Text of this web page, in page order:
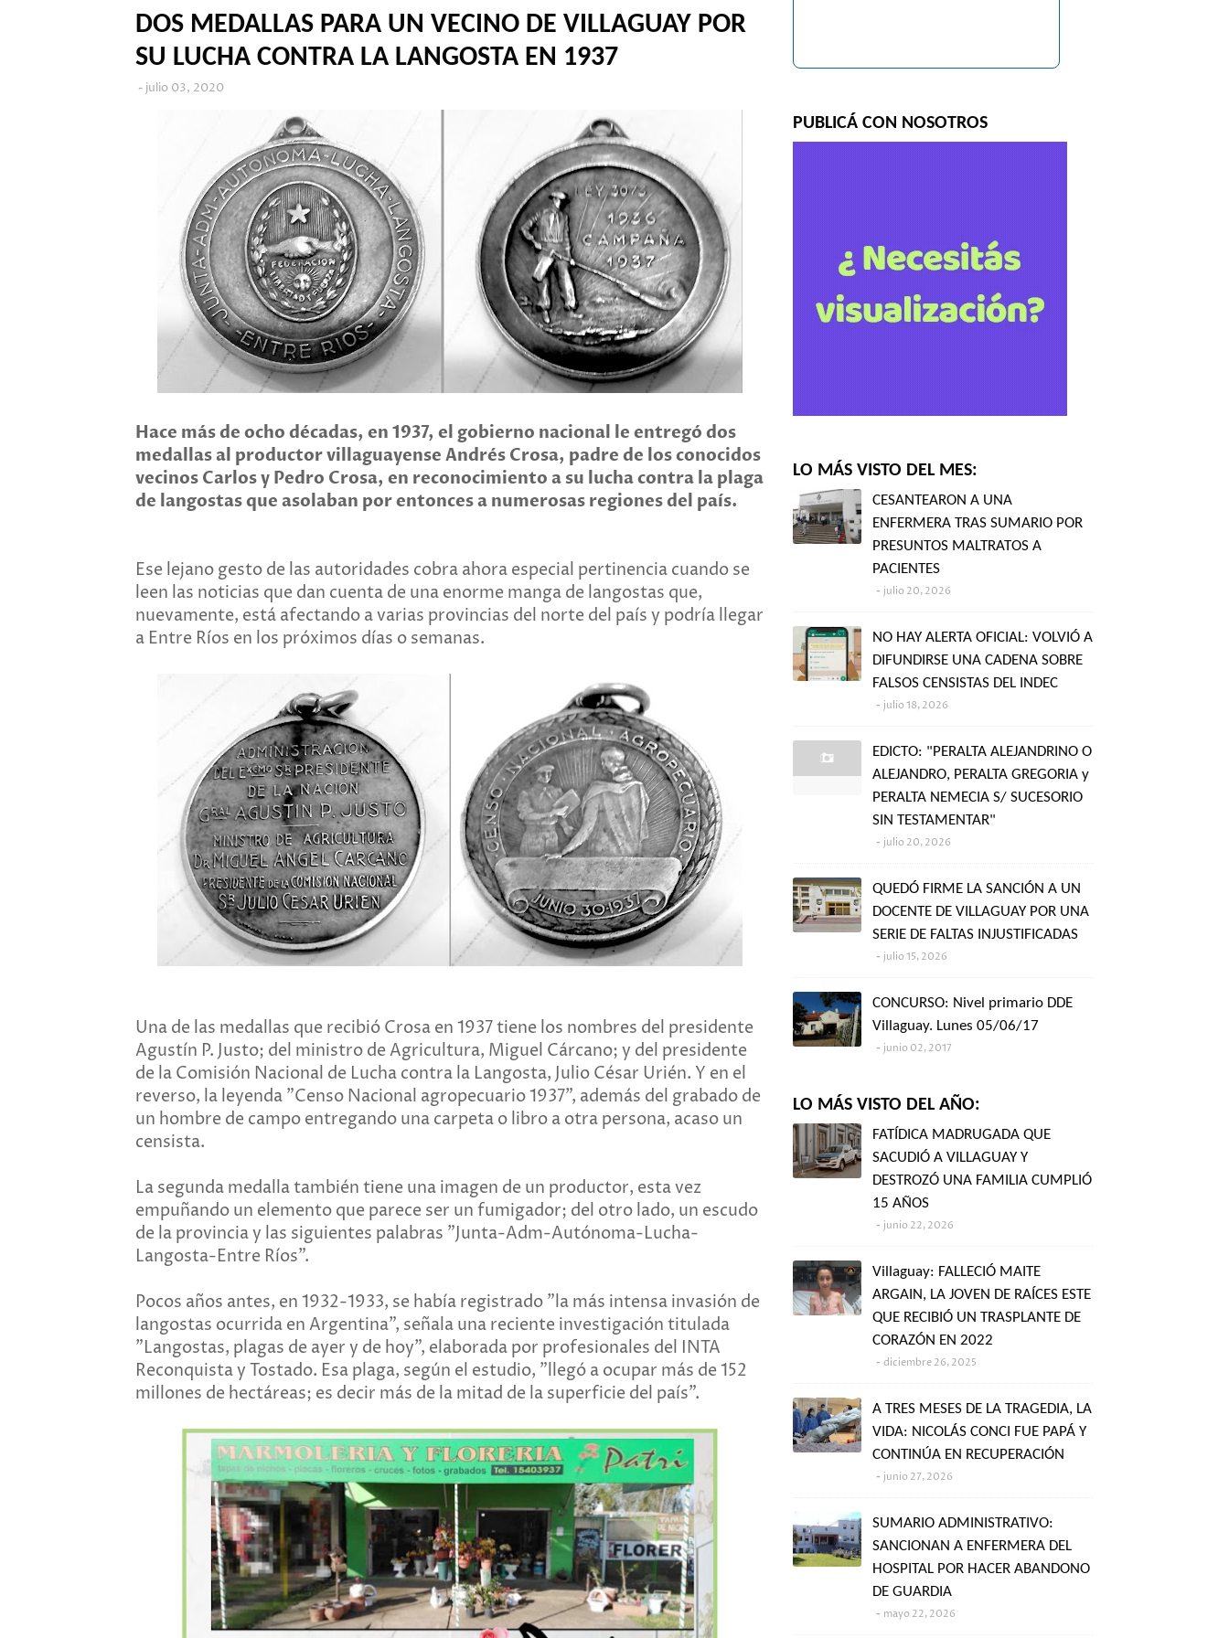
DOS MEDALLAS PARA UN VECINO DE VILLAGUAY POR
SU LUCHA CONTRA LA LANGOSTA EN 1937
julio 03, 2020
Hace más de ocho décadas, en 1937, el gobierno nacional le entregó dos
medallas al productor villaguayense Andrés Crosa, padre de los conocidos
vecinos Carlos y Pedro Crosa, en reconocimiento a su lucha contra la plaga
de langostas que asolaban por entonces a numerosas regiones del país.
Ese lejano gesto de las autoridades cobra ahora especial pertinencia cuando se
leen las noticias que dan cuenta de una enorme manga de langostas que,
nuevamente, está afectando a varias provincias del norte del país y podría llegar
a Entre Ríos en los próximos días o semanas.
Una de las medallas que recibió Crosa en 1937 tiene los nombres del presidente
Agustín P. Justo; del ministro de Agricultura, Miguel Cárcano; y del presidente
de la Comisión Nacional de Lucha contra la Langosta, Julio César Urién. Y en el
reverso, la leyenda "Censo Nacional agropecuario 1937", además del grabado de
un hombre de campo entregando una carpeta o libro a otra persona, acaso un
censista.
La segunda medalla también tiene una imagen de un productor, esta vez
empuñando un elemento que parece ser un fumigador; del otro lado, un escudo
de la provincia y las siguientes palabras "Junta-Adm-Autónoma-Lucha-
Langosta-Entre Ríos".
Pocos años antes, en 1932-1933, se había registrado "la más intensa invasión de
langostas ocurrida en Argentina", señala una reciente investigación titulada
"Langostas, plagas de ayer y de hoy", elaborada por profesionales del INTA
Reconquista y Tostado. Esa plaga, según el estudio, "llegó a ocupar más de 152
millones de hectáreas; es decir más de la mitad de la superficie del país".
PUBLICÁ CON NOSOTROS
LO MÁS VISTO DEL MES:
CESANTEARON A UNA
ENFERMERA TRAS SUMARIO POR
PRESUNTOS MALTRATOS A
PACIENTES
julio 20, 2026
NO HAY ALERTA OFICIAL: VOLVIÓ A
DIFUNDIRSE UNA CADENA SOBRE
FALSOS CENSISTAS DEL INDEC
julio 18, 2026
EDICTO: "PERALTA ALEJANDRINO O
ALEJANDRO, PERALTA GREGORIA y
PERALTA NEMECIA S/ SUCESORIO
SIN TESTAMENTAR"
julio 20, 2026
QUEDÓ FIRME LA SANCIÓN A UN
DOCENTE DE VILLAGUAY POR UNA
SERIE DE FALTAS INJUSTIFICADAS
julio 15, 2026
CONCURSO: Nivel primario DDE
Villaguay. Lunes 05/06/17
junio 02, 2017
LO MÁS VISTO DEL AÑO:
FATÍDICA MADRUGADA QUE
SACUDIÓ A VILLAGUAY Y
DESTROZÓ UNA FAMILIA CUMPLIÓ
15 AÑOS
junio 22, 2026
Villaguay: FALLECIÓ MAITE
ARGAIN, LA JOVEN DE RAÍCES ESTE
QUE RECIBIÓ UN TRASPLANTE DE
CORAZÓN EN 2022
diciembre 26, 2025
A TRES MESES DE LA TRAGEDIA, LA
VIDA: NICOLÁS CONCI FUE PAPÁ Y
CONTINÚA EN RECUPERACIÓN
junio 27, 2026
SUMARIO ADMINISTRATIVO:
SANCIONAN A ENFERMERA DEL
HOSPITAL POR HACER ABANDONO
DE GUARDIA
mayo 22, 2026